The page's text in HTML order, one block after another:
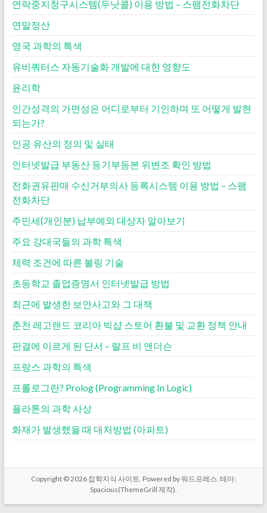
연락중지청구시스템(두낫콜) 이용 방법 – 스팸전화차단
연말정산
영국 과학의 특색
유비쿼터스 자동기술화 개발에 대한 영향도
윤리학
인간성격의 가면성은 어디로부터 기인하며 또 어떻게 발현
되는가?
인공 유산의 정의 및 실태
인터넷발급 부동산 등기부등본 위변조 확인 방법
전화권유판매 수신거부의사 등록시스템 이용 방법 – 스팸
전화차단
주민세(개인분) 납부예외 대상자 알아보기
주요 강대국들의 과학 특색
체력 조건에 따른 볼링 기술
초등학교 졸업증명서 인터넷발급 방법
최근에 발생한 보안사고와 그 대책
춘천 레고랜드 코리아 빅샵 스토어 환불 및 교환 정책 안내
판결에 이르게 된 단서 – 랄프 비 앤더슨
프랑스 과학의 특색
프롤로그란? Prolog (Programming In Logic)
플라톤의 과학 사상
화재가 발생했을 때 대처방법 (아파트)
Copyright © 2026 잡학지식 사이트. Powered by워드프레스. 테마:
Spacious(ThemeGrill 제작).